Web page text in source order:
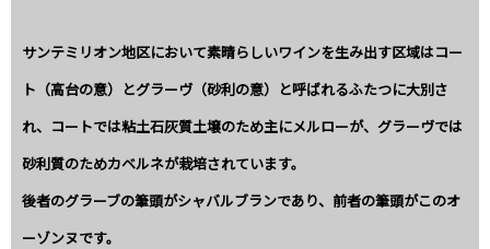
サンテミリオン地区において素晴らしいワインを生み出す区域はコー
ト（高台の意）とグラーヴ（砂利の意）と呼ばれるふたつに大別さ
れ、コートでは粘土石灰質土壌のため主にメルローが、グラーヴでは
砂利質のためカベルネが栽培されています。
後者のグラーブの筆頭がシャバルブランであり、前者の筆頭がこのオ
ーゾンヌです。